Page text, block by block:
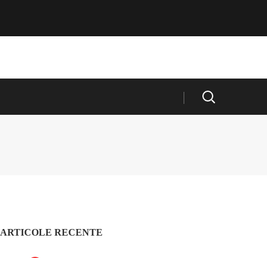
ARTICOLE RECENTE